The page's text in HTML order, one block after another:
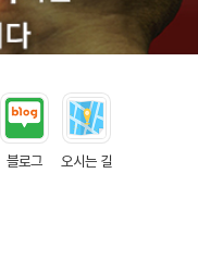
블로그 오시는 길